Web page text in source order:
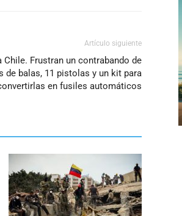
Artículo siguiente
Chile. Frustran un contrabando de
de balas, 11 pistolas y un kit para
en fusiles automáticos